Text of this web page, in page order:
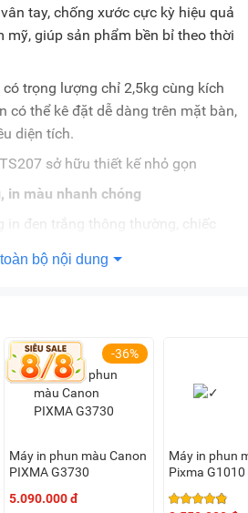
tay, chống xước cực kỳ hiệu quả
mỹ, giúp sản phẩm bền bỉ theo thời
trọng lượng chỉ 2,5kg cùng kích
có thể kê đặt dễ dàng trên mặt bàn,
diện tích.
in màu nhanh chóng
in đen trắng thông thường, chiếc
chân thực, phù hợp cho nhu cầu
trắng là 7,7 ảnh/phút, in màu là 4
cho nhu cầu sử dụng của các
văn phòng quy mô nhỏ.
này cũng hỗ trợ in tràn viền dễ
cho việc dán các áp phích treo
dpi cho bản in chất lượng
có độ phân giải cao lên tới 4.800
bộ nội dung
-36%
Máy in phun màu Canon
PIXMA G3730
5.090.000 đ
Máy in phun
Pixma G1010